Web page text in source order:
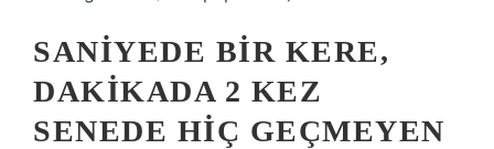
SANIYEDE BIR KERE,
DAKIKADA 2 KEZ
SENEDE HIÇ GEÇMEYEN